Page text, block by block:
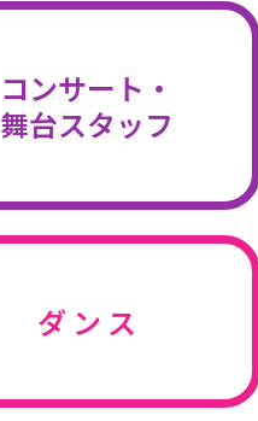
コンサート・
舞台スタッフ
ダ ン ス